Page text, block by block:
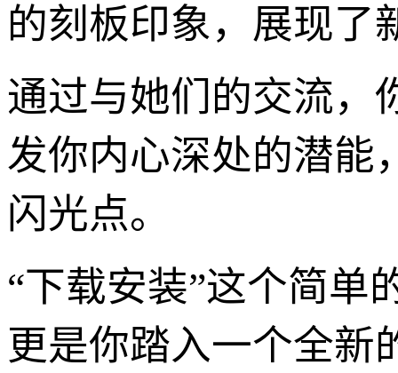
的刻板印象，展现了
通过与她们的交流，
发你内心深处的潜能
闪光点。
“下载安装”这个简单
更是你踏入一个全新